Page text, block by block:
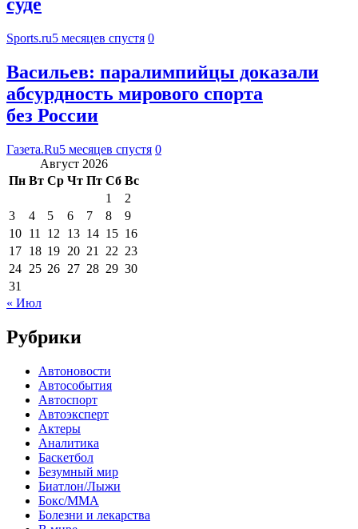
Sports.ru5 месяцев спустя 0
Васильев: паралимпийцы доказали
абсурдность мирового спорта
без России
Газета.Ru5 месяцев спустя 0
Август 2026
Пн Вт Ср Чт Пт Сб Вс
1
2
3
4 5 6 7 8
9
10 11 12 13 14 15 16
17 18 19 20 21 22 23
24 25 26 27 28 29 30
31
« Июл
Рубрики
Автоновости
Автособытия
Автоспорт
Автоэксперт
Актеры
Аналитика
Баскетбол
Безумный мир
Биатлон/Лыжи
Бокс/MMA
Болезни и лекарства